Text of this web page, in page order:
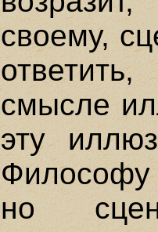
своему,
смысле
эту
но